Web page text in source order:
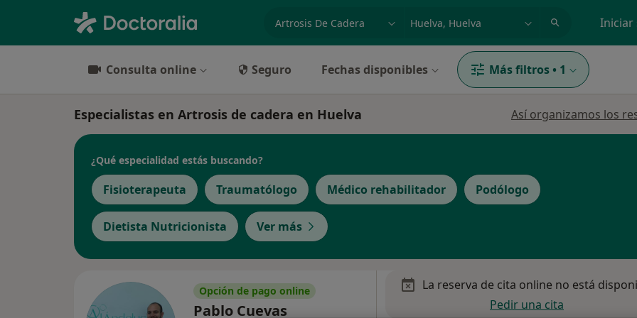
Iniciar
Consulta online Seguro Fechas disponibles Más filtros • 1
Especialistas en Artrosis de cadera en Huelva Así organizamos los
¿Qué especialidad estás buscando?
Fisioterapeuta Traumatólogo Médico rehabilitador Podólogo
Dietista Nutricionista Ver más
Opción de pago online
Pablo Cuevas
La reserva de cita online no está
Pedir una cita